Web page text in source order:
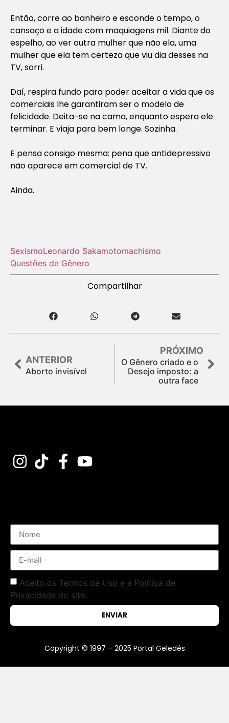
Então, corre ao banheiro e esconde o tempo, o
cansaço e a idade com maquiagens mil. Diante do
espelho, ao ver outra mulher que não ela, uma
mulher que ela tem certeza que viu dia desses na
TV, sorri.
Daí, respira fundo para poder aceitar a vida que os
comerciais lhe garantiram ser o modelo de
felicidade. Deita-se na cama, enquanto espera ele
terminar. E viaja para bem longe. Sozinha.
E pensa consigo mesma: pena que antidepressivo
não aparece em comercial de TV.
Ainda.
SexismoLeonardo Sakamotomachismo
Questões de Gênero
Compartilhar
ANTERIOR
Aborto invisível
PRÓXIMO
O Gênero criado e o
Desejo imposto: a
outra face
Aceito os Termos de Uso e a Política de
Privacidade do site.
ENVIAR
Copyright © 1997 – 2025 Portal Geledés